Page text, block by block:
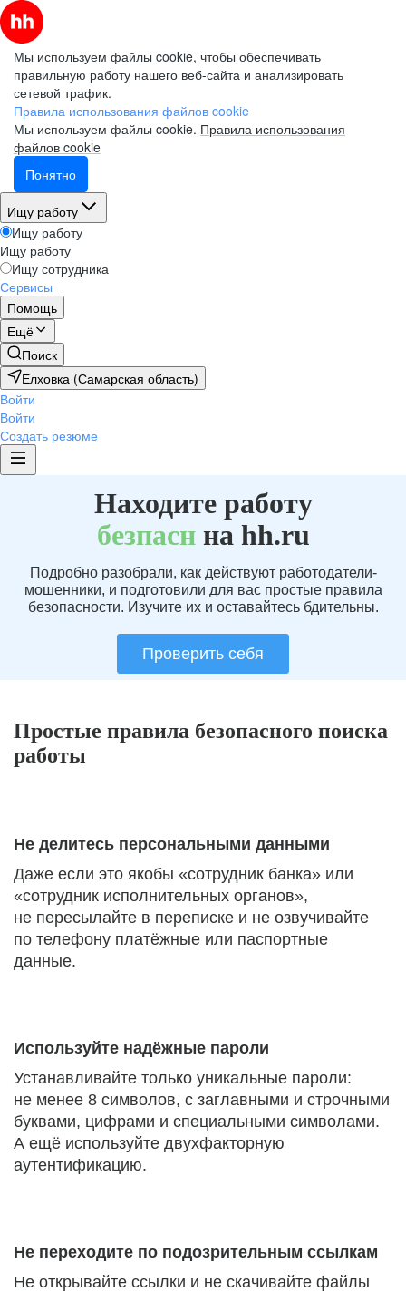
Мы используем файлы cookie, чтобы обеспечивать
правильную работу нашего веб-сайта и анализировать
сетевой трафик.
Правила использования файлов cookie
Мы используем файлы cookie. Правила использования
файлов cookie
Понятно
Ищу работу
Ищу работу
Ищу работу
Ищу сотрудника
Сервисы
Помощь
Ещё
Поиск
Елховка (Самарская область)
Войти
Войти
Создать резюме
Находите работу
безпаснна hh.ru
Подробно разобрали, как действуют работодатели-
мошенники, и подготовили для вас простые правила
безопасности. Изучите их и оставайтесь бдительны.
Проверить себя
Простые правила безопасного поиска
работы
Не делитесь персональными данными
Даже если это якобы «сотрудник банка» или
«сотрудник исполнительных органов»,
не пересылайте в переписке и не озвучивайте
по телефону платёжные или паспортные
данные.
Используйте надёжные пароли
Устанавливайте только уникальные пароли:
не менее 8 символов, с заглавными и строчными
буквами, цифрами и специальными символами.
А ещё используйте двухфакторную
аутентификацию.
Не переходите по подозрительным ссылкам
Не открывайте ссылки и не скачивайте файлы